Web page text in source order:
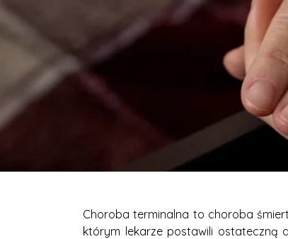
Choroba terminalna to choroba
którym lekarze postawili ostateczną